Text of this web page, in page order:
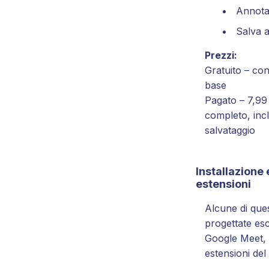
Salva
Prezzi:
Gratuito –
base
Pagato –
completo,
salvataggio
Installazione
estensioni
Alcune di
progettate
Google
estensioni